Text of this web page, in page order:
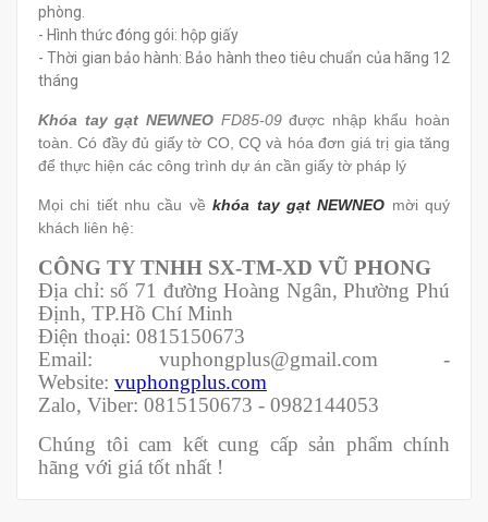
phòng.
- Hình thức đóng gói: hộp giấy
- Thời gian bảo hành: Bảo hành theo tiêu chuẩn của hãng 12
tháng
Khóa tay gạt NEWNEOFD85-09được nhập khẩu hoàn
toàn. Có đầy đủ giấy tờ CO, CQ và hóa đơn giá trị gia tăng
để thực hiện các công trình dự án cần giấy tờ pháp lý
Mọi chi tiết nhu cầu vềkhóa tay gạt NEWNEO mời quý
khách liên hệ:
CÔNG TY TNHH SX-TM-XD VŨ PHONG
Địa chỉ: số 71 đường Hoàng Ngân, Phường Phú
Định, TP.Hồ Chí Minh
Điện thoại: 0815150673
Email: vuphongplus@gmail.com -
Website: vuphongplus.com
Zalo, Viber: 0815150673 - 0982144053
Chúng tôi cam kết cung cấp sản phẩm chính
hãng với giá tốt nhất !